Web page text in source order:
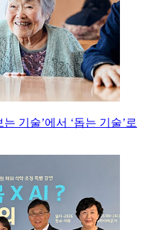
기술’에서 ‘돕는 기술’로